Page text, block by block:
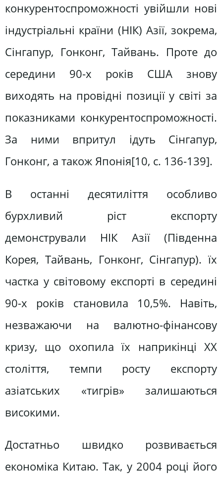
конкурентоспроможності увійшли нові
індустріальні країни (НІК) Азії, зокрема,
Сінгапур, Гонконг, Тайвань. Проте до
середини 90-х років США знову
виходять на провідні позиції у світі за
показниками конкурентоспроможності.
За ними впритул ідуть Сінгапур,
Гонконг, а також Японія[10, c. 136-139].
В останні десятиліття особливо
бурхливий ріст експорту
демонстрували НІК Азії (Південна
Корея, Тайвань, Гонконг, Сінгапур). їх
частка у світовому експорті в середині
90-х років становила 10,5%. Навіть,
незважаючи на валютно-фінансову
кризу, що охопила їх наприкінці XX
століття, темпи росту експорту
азіатських «тигрів» залишаються
високими.
Достатньо швидко розвивається
економіка Китаю. Так, у 2004 році його